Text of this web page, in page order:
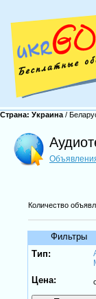
Страна: Украина /
Количество
Фильтры
Тип:
Цена: